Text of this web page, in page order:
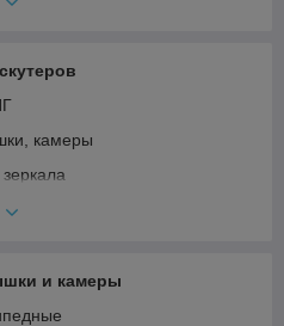
прокладки
и карбюратор
бензопил
камеры
подшипники
и камеры